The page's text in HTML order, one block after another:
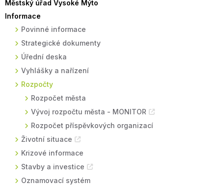
Městský úřad Vysoké Mýto
Informace
Povinné informace
Strategické dokumenty
Úřední deska
Vyhlášky a nařízení
Rozpočty
Rozpočet města
Vývoj rozpočtu města - MONITOR
Rozpočet příspěvkových organizací
Životní situace
Krizové informace
Stavby a investice
Oznamovací systém